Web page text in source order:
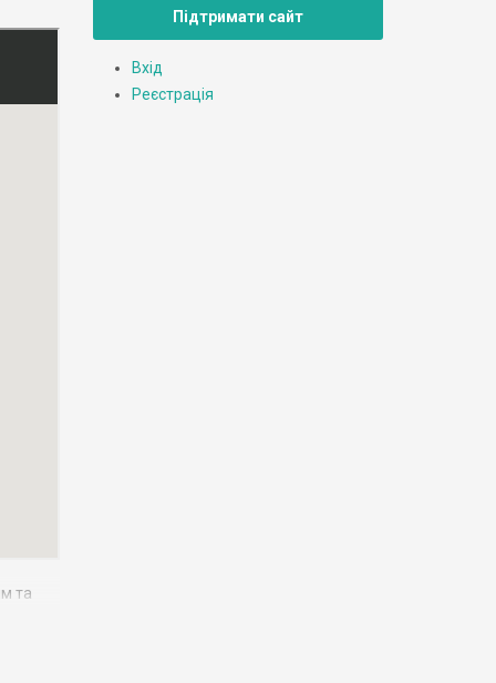
та
Підтримати сайт
Вхід
Реєстрація